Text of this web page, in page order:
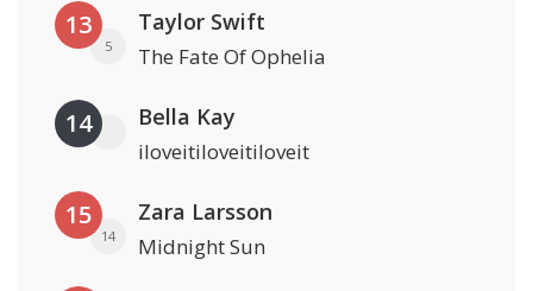
13
5
Taylor Swift
The Fate Of Ophelia
14 Bella Kay
iloveitiloveitiloveit
15
14
Zara Larsson
Midnight Sun